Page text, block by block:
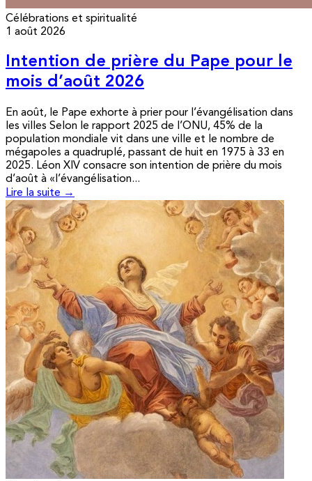
Célébrations et spiritualité
1 août 2026
Intention de prière du Pape pour le
mois d’août 2026
En août, le Pape exhorte à prier pour l’évangélisation dans
les villes Selon le rapport 2025 de l’ONU, 45% de la
population mondiale vit dans une ville et le nombre de
mégapoles a quadruplé, passant de huit en 1975 à 33 en
2025. Léon XIV consacre son intention de prière du mois
d’août à «l’évangélisation...
Lire la suite →